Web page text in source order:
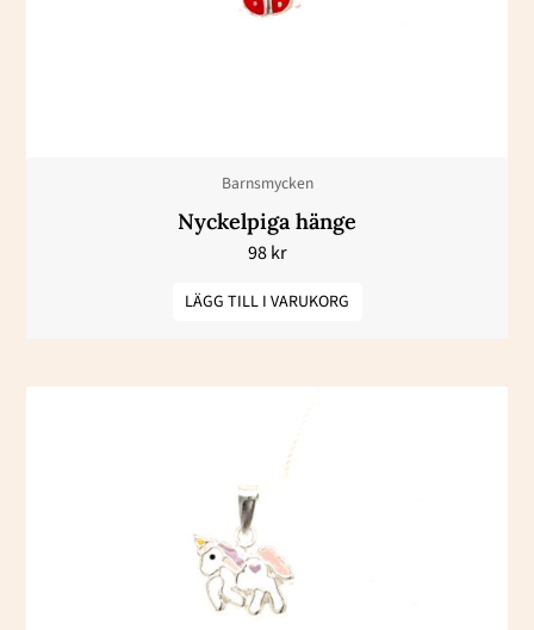
Barnsmycken
Nyckelpiga hänge
98kr
LÄGG TILL I VARUKORG